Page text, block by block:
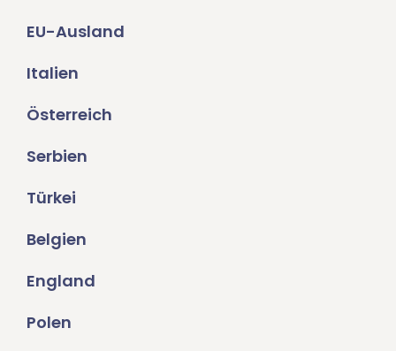
EU-Ausland
Italien
Österreich
Serbien
Türkei
Belgien
England
Polen